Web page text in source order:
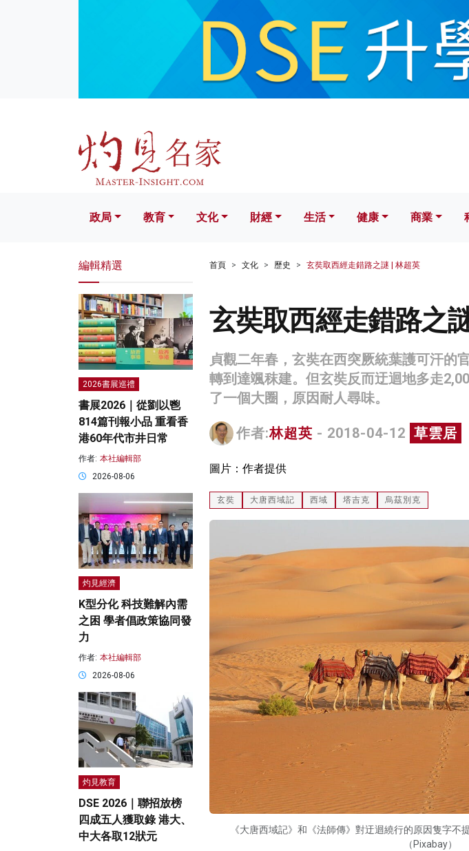
文化 財經 生活 健康
政局 教育 文化 財經 生活 健康 商業
首頁 文化 歷史 玄奘取西經走錯路之謎 | 林超英
玄奘取西經走錯路之
貞觀二年春，玄奘在西突厥統葉護可汗的
轉到達颯秣建。但玄奘反而迂迴地多走
了一個大圈，原因耐人尋味。
作者:林超英 - 2018-04-12 草雲居
圖片：作者提供
玄奘 大唐西域記 西域 塔吉克 烏茲別克
《大唐西域記》和《法師傳》對迂迴繞行的原因隻字不
（Pixabay）
編輯精選
2026書展巡禮
書展2026｜從劉以鬯
814篇刊報小品 重看香
港60年代市井日常
作者: 本社編輯部
2026-08-06
灼見經濟
K型分化 科技難解內需
之困 學者倡政策協同發
力
作者: 本社編輯部
2026-08-06
灼見教育
DSE 2026｜聯招放榜
四成五人獲取錄 港大、
中大各取12狀元